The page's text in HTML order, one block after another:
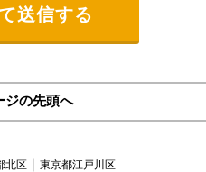
送信する
ジの先頭へ
北区 東京都江戸川区